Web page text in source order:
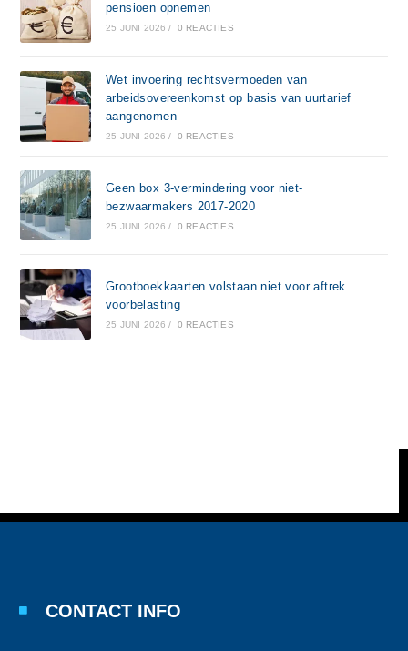
pensioen opnemen
25 JUNI 2026 / 0 REACTIES
Wet invoering rechtsvermoeden van
arbeidsovereenkomst op basis van uurtarief
aangenomen
25 JUNI 2026 / 0 REACTIES
Geen box 3-vermindering voor niet-
bezwaarmakers 2017-2020
25 JUNI 2026 / 0 REACTIES
Grootboekkaarten volstaan niet voor aftrek
voorbelasting
25 JUNI 2026 / 0 REACTIES
CONTACT INFO